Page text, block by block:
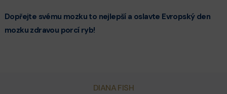
Dopřejte svému mozku to nejlepší a oslavte Evropský den
mozku zdravou porcí ryb!
DIANA FISH